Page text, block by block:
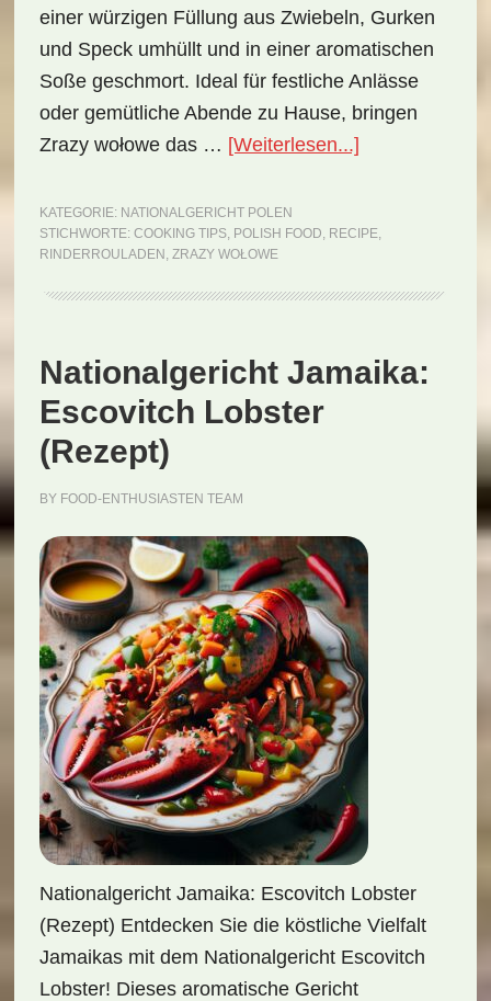
einer würzigen Füllung aus Zwiebeln, Gurken
und Speck umhüllt und in einer aromatischen
Soße geschmort. Ideal für festliche Anlässe
oder gemütliche Abende zu Hause, bringen
Zrazy wołowe das … [Weiterlesen...]
wołowe
KATEGORIE: NATIONALGERICHT POLEN
STICHWORTE: COOKING TIPS, POLISH FOOD, RECIPE,
RINDERROULADEN , ZRAZY WOŁOWE
Nationalgericht Jamaika:
Escovitch Lobster
(Rezept)
BY FOOD-ENTHUSIASTEN TEAM
Nationalgericht Jamaika: Escovitch Lobster
(Rezept) Entdecken Sie die köstliche Vielfalt
Jamaikas mit dem Nationalgericht Escovitch
Lobster! Dieses aromatische Gericht